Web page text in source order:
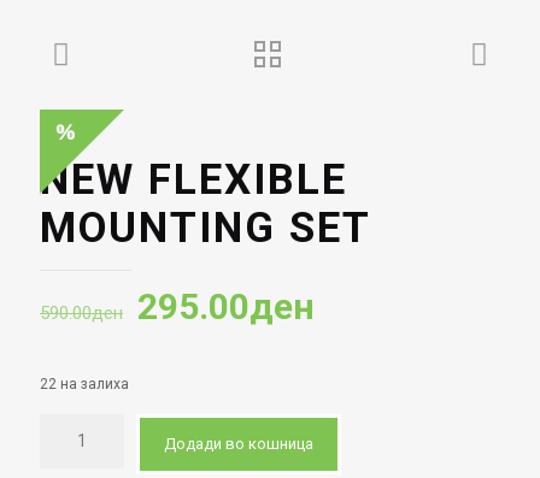
NEW FLEXIBLE
MOUNTING SET
590.00ден
Original
590.00ден.
295.00ден
295.00ден.
22 на залиха
Додади во кошница